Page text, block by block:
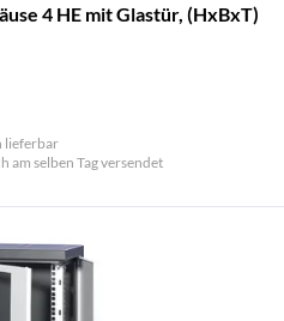
4 HE mit Glastür, (HxBxT)
lieferbar
am selben Tag versendet